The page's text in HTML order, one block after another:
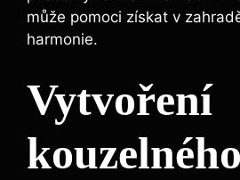
může pomoci⁢ získat v
harmonie.
Vytvoření